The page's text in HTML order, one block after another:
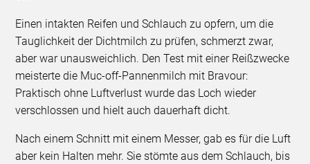
Einen intakten Reifen und Schlauch zu opfern, um die
Tauglichkeit der Dichtmilch zu prüfen, schmerzt zwar,
aber war unausweichlich. Den Test mit einer Reißzwecke
meisterte die Muc-off-Pannenmilch mit Bravour:
Praktisch ohne Luftverlust wurde das Loch wieder
verschlossen und hielt auch dauerhaft dicht.
Nach einem Schnitt mit einem Messer, gab es für die Luft
aber kein Halten mehr. Sie stömte aus dem Schlauch, bis